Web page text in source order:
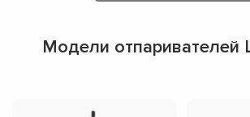
Модели отпаривателей